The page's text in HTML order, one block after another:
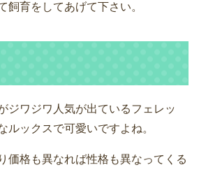
飼育をしてあげて下さい。
ジワジワ人気が出ているフェレッ
ルックスで可愛いですよね。
価格も異なれば性格も異なってくる